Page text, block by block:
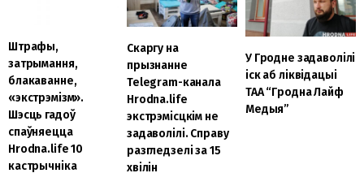
Штрафы,
затрымання,
блакаванне,
«экстрэмізм».
Шэсць гадоў
спаўняецца
Hrodna.life 10
кастрычніка
Скаргу на
прызнанне
Telegram-канала
Hrodna.life
экстрэмісцкім не
задаволілі. Справу
разгледзелі за 15
хвілін
У Гродне задаволілі
іск аб ліквідацыі
ТАА “Гродна Лайф
Медыя”